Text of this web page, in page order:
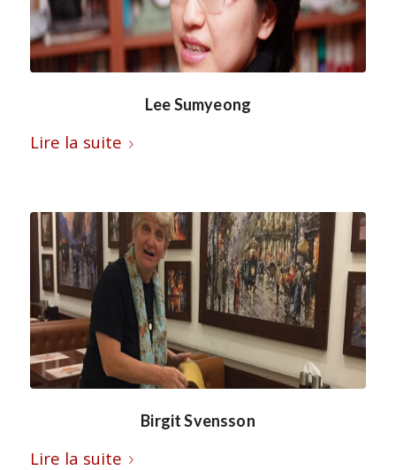
Lee Sumyeong
Lire la suite
Birgit Svensson
Lire la suite